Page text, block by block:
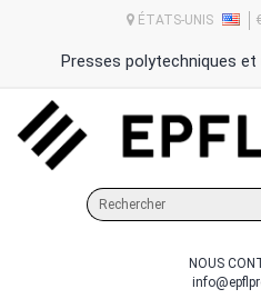
ÉTATS-UNIS €
Presses polytechniques
NOUS